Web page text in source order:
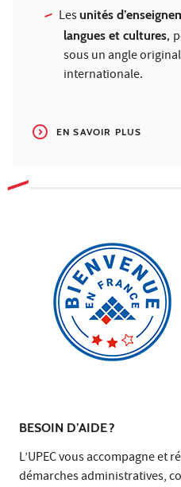
Lesunités
langues et cultures,
sous un angle
internationale.
EN SAVOIR PLUS
BESOIN D’AIDE ?
L’UPEC vous accompagne et
démarches administratives,